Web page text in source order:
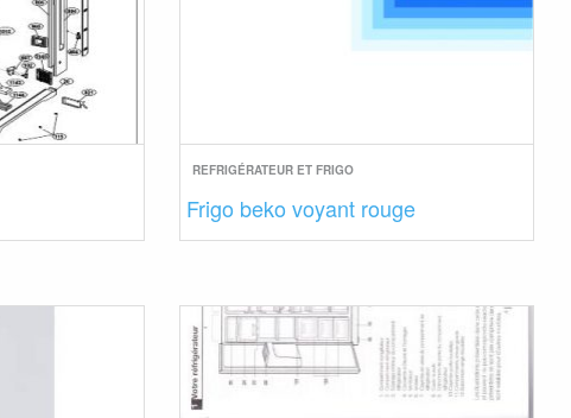
REFRIGÉRATEUR ET FRIGO
Frigo beko voyant rouge